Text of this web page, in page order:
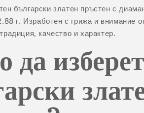
български златен пръстен с
г. Изработен с грижа и внимание
качество и характер.
да